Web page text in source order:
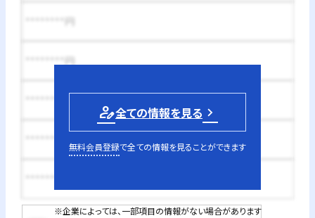
********円
********円
********円
person_edit全ての情報を見る
無料会員登録で全ての情報を見ることができます
※企業によっては、一部項目の情報がない場合があります